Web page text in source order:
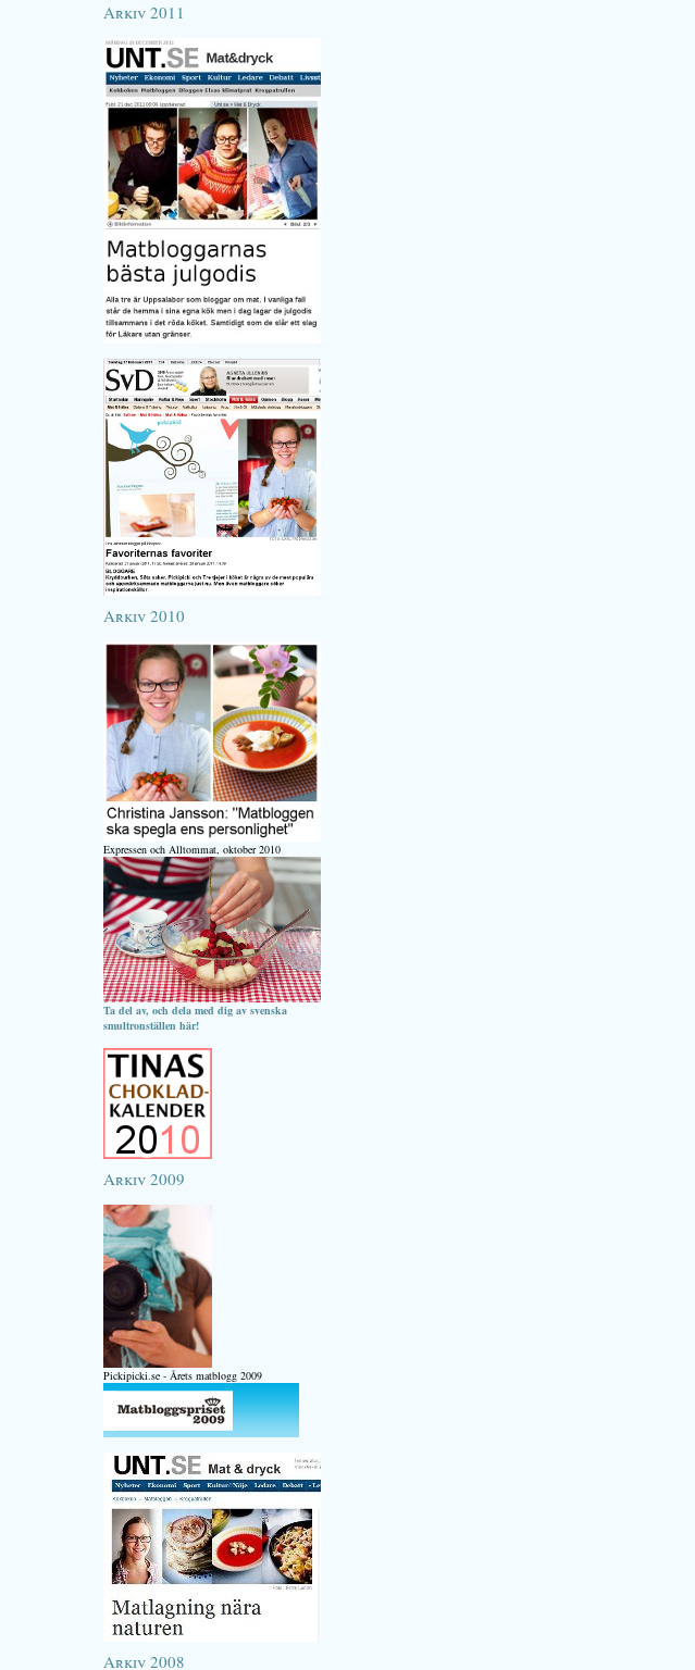
Arkiv 2011
Arkiv 2010
Expressen och Alltommat, oktober 2010
Ta del av, och dela med dig av svenska
smultronställen här!
Arkiv 2009
Pickipicki.se - Årets matblogg 2009
Arkiv 2008